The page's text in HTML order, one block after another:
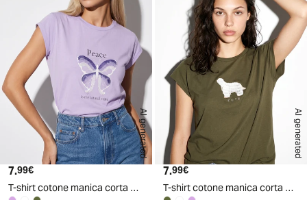
AI generated
Prezzo attuale
7.99€
T-shirt cotone manica corta con stampa
AI generated
Prezzo attuale
7.99€
T-shirt cotone manica corta con stampa